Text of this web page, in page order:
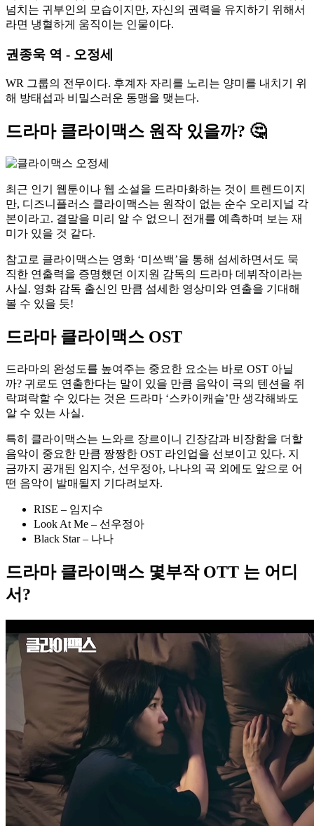
넘치는 귀부인의 모습이지만, 자신의 권력을 유지하기 위해서
라면 냉혈하게 움직이는 인물이다.
권종욱 역 - 오정세
WR 그룹의 전무이다. 후계자 자리를 노리는 양미를 내치기 위
해 방태섭과 비밀스러운 동맹을 맺는다.
드라마 클라이맥스 원작 있을까? 🤔
최근 인기 웹툰이나 웹 소설을 드라마화하는 것이 트렌드이지
만, 디즈니플러스 클라이맥스는 원작이 없는 순수 오리지널 각
본이라고. 결말을 미리 알 수 없으니 전개를 예측하며 보는 재
미가 있을 것 같다.
참고로 클라이맥스는 영화 ‘미쓰백’을 통해 섬세하면서도 묵
직한 연출력을 증명했던 이지원 감독의 드라마 데뷔작이라는
사실. 영화 감독 출신인 만큼 섬세한 영상미와 연출을 기대해
볼 수 있을 듯!
드라마 클라이맥스 OST
드라마의 완성도를 높여주는 중요한 요소는 바로 OST 아닐
까? 귀로도 연출한다는 말이 있을 만큼 음악이 극의 텐션을 쥐
락펴락할 수 있다는 것은 드라마 ‘스카이캐슬’만 생각해봐도
알 수 있는 사실.
특히 클라이맥스는 느와르 장르이니 긴장감과 비장함을 더할
음악이 중요한 만큼 짱짱한 OST 라인업을 선보이고 있다. 지
금까지 공개된 임지수, 선우정아, 나나의 곡 외에도 앞으로 어
떤 음악이 발매될지 기다려보자.
RISE – 임지수
Look At Me – 선우정아
Black Star – 나나
드라마 클라이맥스 몇부작 OTT 는 어디
서?